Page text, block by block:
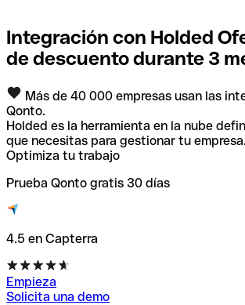
Integración con Holded
de descuento durante 3
Más de 40 000 empresas usan las
Qonto.
Holded es la herramienta en la nube
que necesitas para gestionar tu empresa.
Optimiza tu trabajo
Prueba Qonto gratis 30 días
4.5 en Capterra
Empieza
Solicita una demo